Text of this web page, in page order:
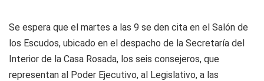
Se espera que el martes a las 9 se den cita en el Salón de
los Escudos, ubicado en el despacho de la Secretaría del
Interior de la Casa Rosada, los seis consejeros, que
representan al Poder Ejecutivo, al Legislativo, a las